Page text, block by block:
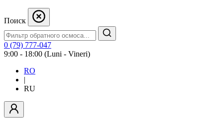
Поиск
0 (79) 777-047
9:00 - 18:00 (Luni - Vineri)
RO
|
RU